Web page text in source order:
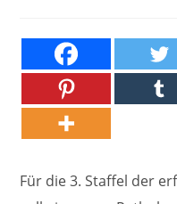
Für die 3. Staffel der